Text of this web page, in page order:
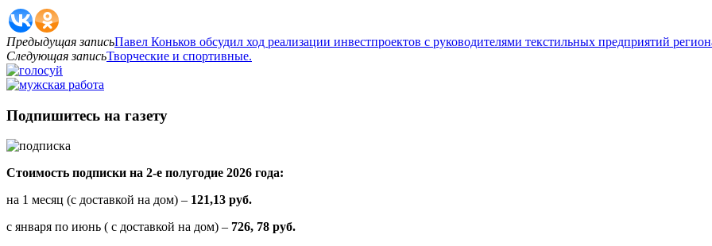
Предыдущая записьПавел Коньков обсудил ход реализации инвестпроектов с руководителями текстильных предприятий
Следующая записьТворческие и спортивные.
Подпишитесь на газету
Стоимость подписки на 2-е полугодие 2026 года:
на 1 месяц (с доставкой на дом) – 121,13 руб.
с января по июнь ( с доставкой на дом) – 726, 78 руб.